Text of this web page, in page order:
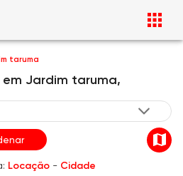
taruma
em Jardim taruma,
Locação - Cidade